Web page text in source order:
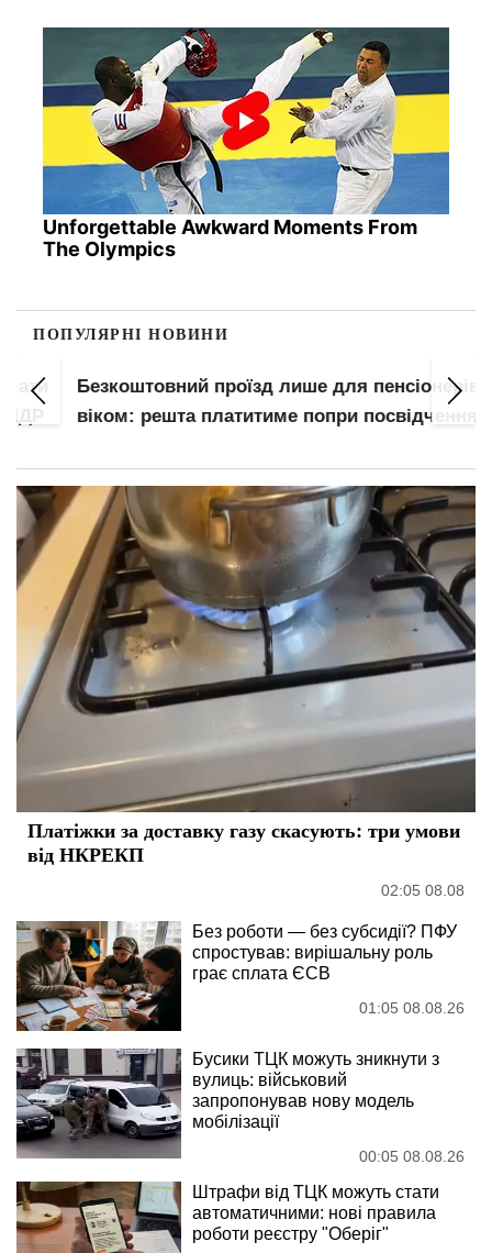
Unforgettable Awkward Moments From
The Olympics
ПОПУЛЯРНІ НОВИНИ
Безкоштовний проїзд лише для пенсіонерів за
віком: решта платитиме попри посвідчення
Платіжки за доставку газу скасують: три умови
від НКРЕКП
02:05 08.08
Без роботи — без субсидії? ПФУ
спростував: вирішальну роль
грає сплата ЄСВ
01:05 08.08.26
Бусики ТЦК можуть зникнути з
вулиць: військовий
запропонував нову модель
мобілізації
00:05 08.08.26
Штрафи від ТЦК можуть стати
автоматичними: нові правила
роботи реєстру "Оберіг"